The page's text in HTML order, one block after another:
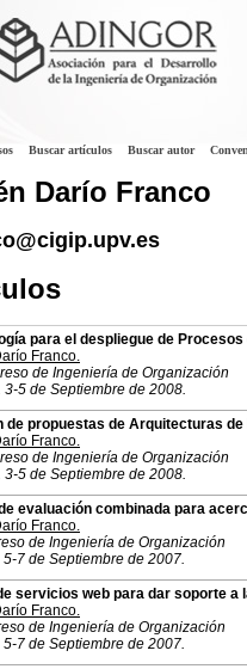
Buscar artículos Buscar autor
Darío Franco
para el despliegue de
Franco.
de Ingeniería de Organización
3-5 de Septiembre de 2008.
de propuestas de Arquitecturas
Franco.
de Ingeniería de Organización
3-5 de Septiembre de 2008.
evaluación combinada para
Franco.
de Ingeniería de Organización
5-7 de Septiembre de 2007.
servicios web para dar soporte a
Franco.
de Ingeniería de Organización
5-7 de Septiembre de 2007.